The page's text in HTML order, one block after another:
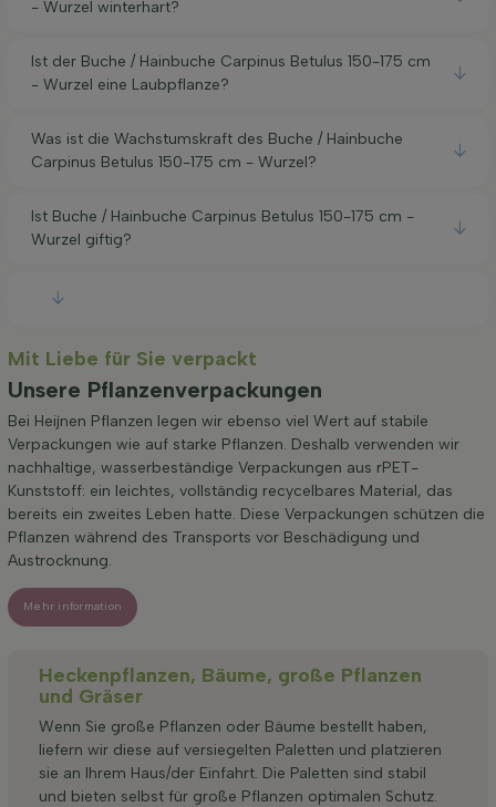
- Wurzel winterhart?
Ist der Buche / Hainbuche Carpinus Betulus 150-175 cm
- Wurzel eine Laubpflanze?
Was ist die Wachstumskraft des Buche / Hainbuche
Carpinus Betulus 150-175 cm - Wurzel?
Ist Buche / Hainbuche Carpinus Betulus 150-175 cm -
Wurzel giftig?
Mit Liebe für Sie verpackt
Unsere Pflanzenverpackungen
Bei Heijnen Pflanzen legen wir ebenso viel Wert auf stabile
Verpackungen wie auf starke Pflanzen. Deshalb verwenden wir
nachhaltige, wasserbeständige Verpackungen aus rPET-
Kunststoff: ein leichtes, vollständig recycelbares Material, das
bereits ein zweites Leben hatte. Diese Verpackungen schützen die
Pflanzen während des Transports vor Beschädigung und
Austrocknung.
Mehr information
Heckenpflanzen, Bäume, große Pflanzen
und Gräser
Wenn Sie große Pflanzen oder Bäume bestellt haben,
liefern wir diese auf versiegelten Paletten und platzieren
sie an Ihrem Haus/der Einfahrt. Die Paletten sind stabil
und bieten selbst für große Pflanzen optimalen Schutz.